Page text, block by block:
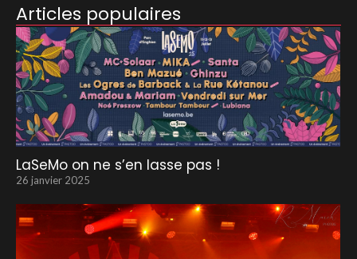
Articles populaires
LaSeMo on ne s’en lasse pas !
26 janvier 2025